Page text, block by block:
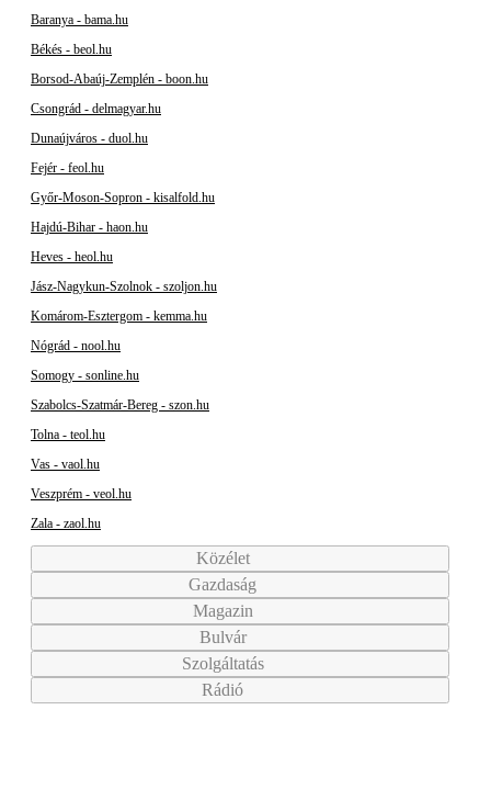
Baranya - bama.hu
Békés - beol.hu
Borsod-Abaúj-Zemplén - boon.hu
Csongrád - delmagyar.hu
Dunaújváros - duol.hu
Fejér - feol.hu
Győr-Moson-Sopron - kisalfold.hu
Hajdú-Bihar - haon.hu
Heves - heol.hu
Jász-Nagykun-Szolnok - szoljon.hu
Komárom-Esztergom - kemma.hu
Nógrád - nool.hu
Somogy - sonline.hu
Szabolcs-Szatmár-Bereg - szon.hu
Tolna - teol.hu
Vas - vaol.hu
Veszprém - veol.hu
Zala - zaol.hu
Közélet
Gazdaság
Magazin
Bulvár
Szolgáltatás
Rádió